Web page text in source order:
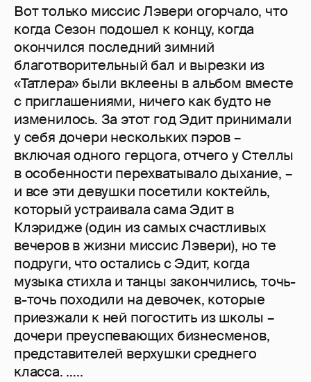
Вот только миссис Лэвери огорчало, что
когда Сезон подошел к концу, когда
окончился последний зимний
благотворительный бал и вырезки из
«Татлера» были вклеены в альбом вместе
с приглашениями, ничего как будто не
изменилось. За этот год Эдит принимали
у себя дочери нескольких пэров –
включая одного герцога, отчего у Стеллы
в особенности перехватывало дыхание, –
и все эти девушки посетили коктейль,
который устраивала сама Эдит в
Клэридже (один из самых счастливых
вечеров в жизни миссис Лэвери), но те
подруги, что остались с Эдит, когда
музыка стихла и танцы закончились, точь-
в-точь походили на девочек, которые
приезжали к ней погостить из школы –
дочери преуспевающих бизнесменов,
представителей верхушки среднего
класса. …..